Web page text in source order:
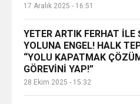
17 Aralık 2025 - 16:51
YETER ARTIK FERHAT İLE
YOLUNA ENGEL! HALK
“YOLU KAPATMAK
GÖREVİNİ YAP!”
28 Ekim 2025 - 15:32